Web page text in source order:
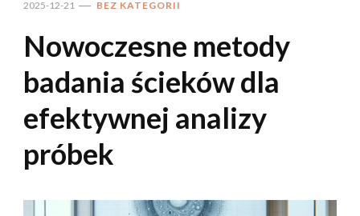
2025-12-21 BEZ KATEGORII
Nowoczesne metody
badania ścieków dla
efektywnej analizy
próbek